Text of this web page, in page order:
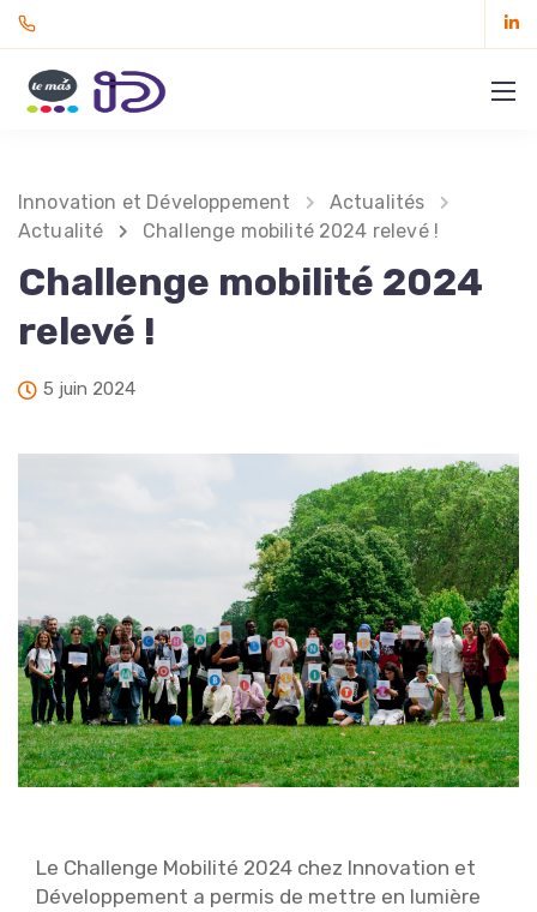
Innovation et Développement
Actualités
Actualité
Challenge mobilité 2024 relevé !
Challenge mobilité 2024
relevé !
5 juin 2024
Le Challenge Mobilité 2024 chez Innovation et
Développement a permis de mettre en lumière